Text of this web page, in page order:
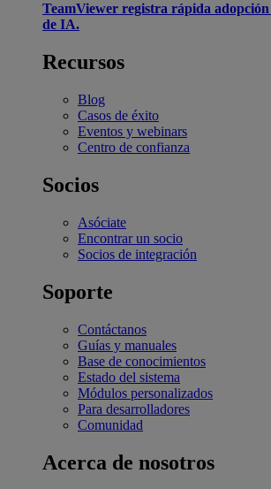
TeamViewer registra rápida adopción
de IA.
Recursos
Blog
Casos de éxito
Eventos y webinars
Centro de confianza
Socios
Asóciate
Encontrar un socio
Socios de integración
Soporte
Contáctanos
Guías y manuales
Base de conocimientos
Estado del sistema
Módulos personalizados
Para desarrolladores
Comunidad
Acerca de nosotros